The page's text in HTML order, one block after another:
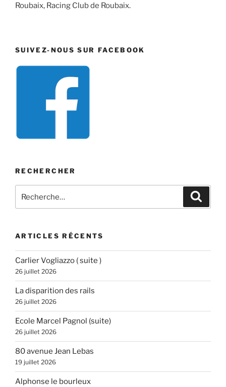
Roubaix, Racing Club de Roubaix.
SUIVEZ-NOUS SUR FACEBOOK
RECHERCHER
pour
ARTICLES RÉCENTS
Carlier Vogliazzo ( suite )
26 juillet 2026
La disparition des rails
26 juillet 2026
Ecole Marcel Pagnol (suite)
26 juillet 2026
80 avenue Jean Lebas
19 juillet 2026
Alphonse le bourleux